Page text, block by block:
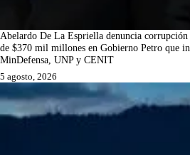
Abelardo De La Espriella denuncia corrupción
de $370 mil millones en Gobierno Petro que
MinDefensa, UNP y CENIT
5 agosto, 2026